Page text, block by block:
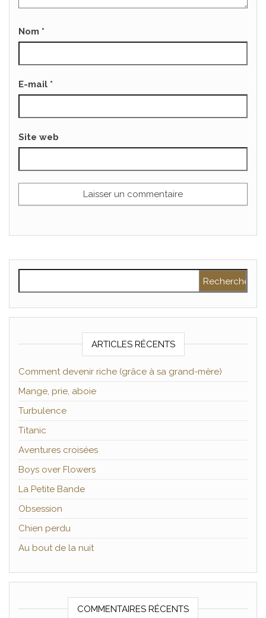
Nom *
E-mail *
Site web
ARTICLES RÉCENTS
Comment devenir riche (grâce à sa grand-mère)
Mange, prie, aboie
Turbulence
Titanic
Aventures croisées
Boys over Flowers
La Petite Bande
Obsession
Chien perdu
Au bout de la nuit
COMMENTAIRES RÉCENTS